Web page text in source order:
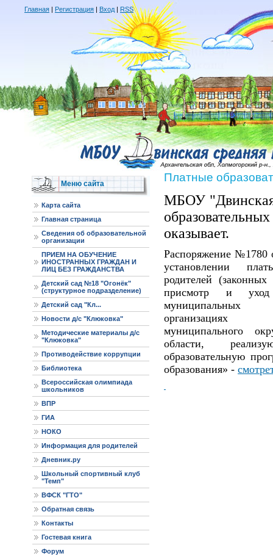
Главная | Регистрация | Вход | RSS
Меню сайта
Карта сайта
Главная страница
Сведения об образовательной
организации
ПРИЕМ НА ОБУЧЕНИЕ
ИНОСТРАННЫХ ГРАЖДАН И
ЛИЦ БЕЗ ГРАЖДАНСТВА
Детский сад №18 "Огонёк"
(структурное подразделение)
Детский сад "Кл...
Новости д/с "Клюковка"
Методические материалы д/с
"Клюковка"
Противодействие коррупции
Библиотека
Всероссийская олимпиада
школьников
ВПР
ГИА
НОКО
Информация для родителей
Дневник.ру
Школьный спортивный клуб
"Темп"
ВФСК "ГТО"
Обратная связь
Контакты
Гостевая книга
Форум
Платные
МБОУ
оказывает.
Распоряжение №1780
установлении
родителей (законных
присмотр и
муниципальных
организациях
муниципального
области,
образовательную
образования» -